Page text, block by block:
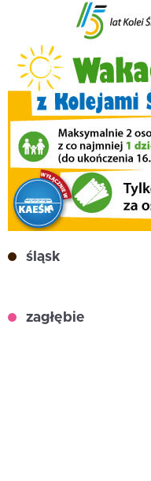
śląsk
zagłębie